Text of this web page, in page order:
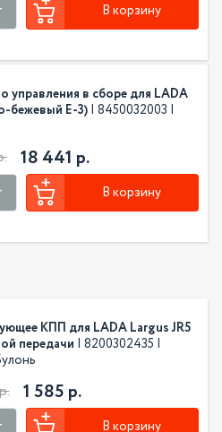
В корзину
управления в сборе для LADA
бежевый E-3) | 8450032003 |
18 441 р.
В корзину
КПП для LADA Largus JR5
передачи | 8200302435 |
1 585 р.
В корзину